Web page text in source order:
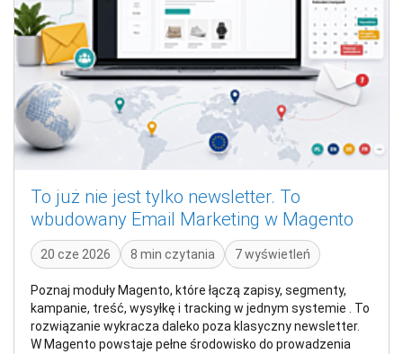
To już nie jest tylko newsletter. To
wbudowany Email Marketing w Magento
20 cze 2026 8 min czytania 7 wyświetleń
Poznaj moduły Magento, które łączą zapisy, segmenty,
kampanie, treść, wysyłkę i tracking w jednym systemie . To
rozwiązanie wykracza daleko poza klasyczny newsletter.
W Magento powstaje pełne środowisko do prowadzenia